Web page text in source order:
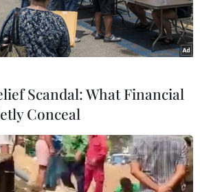
Scandal: What Financial
Conceal